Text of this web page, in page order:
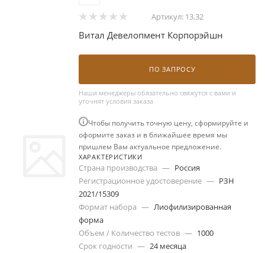
Артикул: 13.32
Витал Девелопмент Корпорэйшн
ПО ЗАПРОСУ
Наши менеджеры обязательно свяжутся с вами и
уточнят условия заказа
Чтобы получить точную цену, сформируйте и
оформите заказ и в ближайшее время мы
пришлем Вам актуальное предложение.
ХАРАКТЕРИСТИКИ
Страна производства — Россия
Регистрационное удостоверение — РЗН
2021/15309
Формат набора — Лиофилизированная
форма
Объем / Количество тестов — 1000
Срок годности — 24 месяца